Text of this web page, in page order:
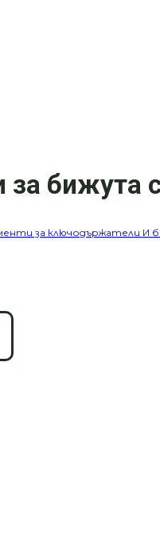
бижута
за ключодържатели И